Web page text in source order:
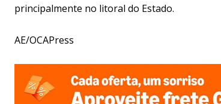
principalmente no litoral do Estado.
AE/OCAPress